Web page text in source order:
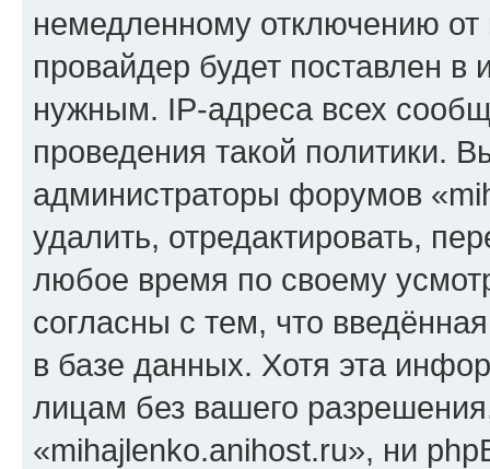
немедленному отключению
провайдер будет поставлен в
нужным. IP-адреса всех
проведения такой политики.
администраторы форумов
удалить, отредактировать,
любое время по своему
согласны с тем, что
в базе данных. Хотя эта
лицам без вашего
«mihajlenko.anihost.ru», ни